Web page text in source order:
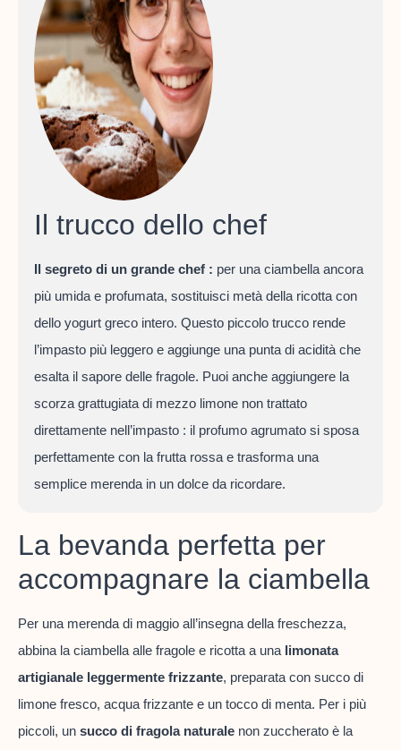
Il trucco dello chef
Il segreto di un grande chef : per una ciambella ancora
più umida e profumata, sostituisci metà della ricotta con
dello yogurt greco intero. Questo piccolo trucco rende
l’impasto più leggero e aggiunge una punta di acidità che
esalta il sapore delle fragole. Puoi anche aggiungere la
scorza grattugiata di mezzo limone non trattato
direttamente nell’impasto : il profumo agrumato si sposa
perfettamente con la frutta rossa e trasforma una
semplice merenda in un dolce da ricordare.
La bevanda perfetta per
accompagnare la ciambella
Per una merenda di maggio all’insegna della freschezza,
abbina la ciambella alle fragole e ricotta a una limonata
artigianale leggermente frizzante, preparata con succo di
limone fresco, acqua frizzante e un tocco di menta. Per i più
piccoli, un succo di fragola naturale non zuccherato è la